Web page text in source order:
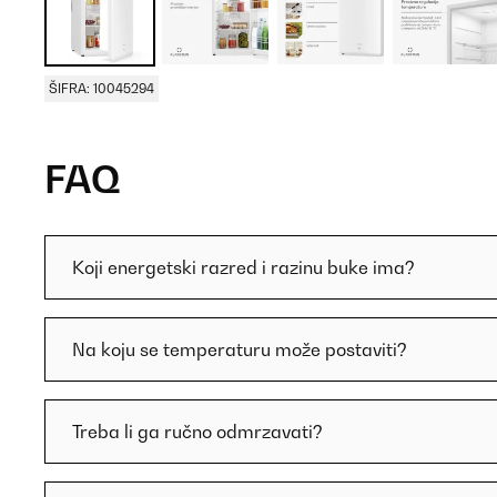
ŠIFRA: 10045294
FAQ
Koji energetski razred i razinu buke ima?
Na koju se temperaturu može postaviti?
Treba li ga ručno odmrzavati?